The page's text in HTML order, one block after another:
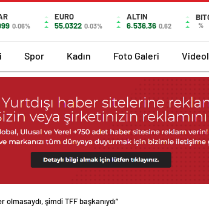
0.06%
EURO
55,0322 0.03%
ALTIN
6.536,36 0,62 %
Spor Kadın Foto Galeri
şimdi TFF başkanıydı”